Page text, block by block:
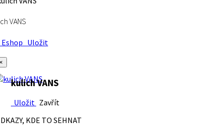
VANS
Uložit
kulich VANS
Uložit Zavřít
KDE TO SEHNAT